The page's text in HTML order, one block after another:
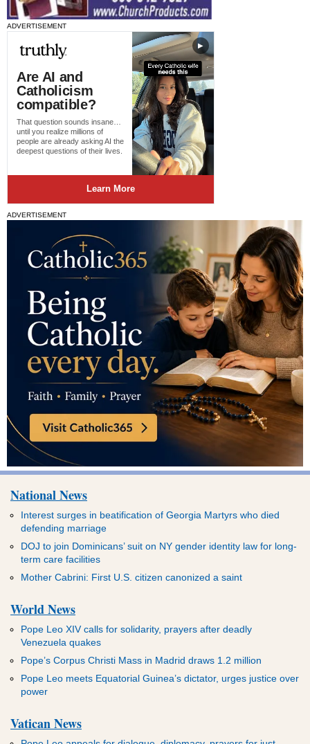
ADVERTISEMENT
ADVERTISEMENT
National News
Interest surges in beatification of Georgia Martyrs who died
defending marriage
DOJ to join Dominicans’ suit on NY gender identity law for long-
term care facilities
Mother Cabrini: First U.S. citizen canonized a saint
World News
Pope Leo XIV calls for solidarity, prayers after deadly
Venezuela quakes
Pope’s Corpus Christi Mass in Madrid draws 1.2 million
Pope Leo meets Equatorial Guinea’s dictator, urges justice over
power
Vatican News